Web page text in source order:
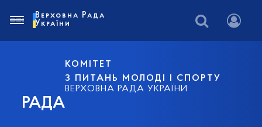
РАДА
КОМІТЕТ
З ПИТАНЬ МОЛОДІ І СПОРТУ
ВЕРХОВНА РАДА УКРАЇНИ
Верховна Рада
України